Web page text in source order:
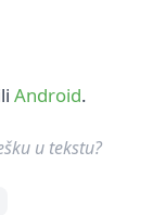
Android.
u tekstu?